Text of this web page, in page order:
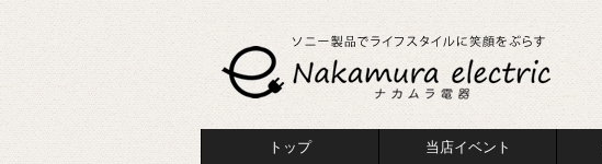
トップ 当店イベント